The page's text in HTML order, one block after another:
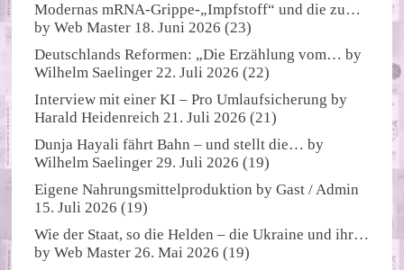
Modernas mRNA-Grippe-„Impfstoff“ und die zu…
byWeb Master 18. Juni 2026 (23)
Deutschlands Reformen: „Die Erzählung vom… by
Wilhelm Saelinger 22. Juli 2026 (22)
Interview mit einer KI – Pro Umlaufsicherung by
Harald Heidenreich 21. Juli 2026 (21)
Dunja Hayali fährt Bahn – und stellt die… by
Wilhelm Saelinger 29. Juli 2026 (19)
Eigene Nahrungsmittelproduktion byGast / Admin
15. Juli 2026 (19)
Wie der Staat, so die Helden – die Ukraine und ihr…
byWeb Master 26. Mai 2026 (19)